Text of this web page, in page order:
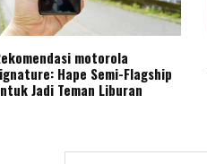
motorola
Hape Semi-Flagship
Jadi Teman Liburan